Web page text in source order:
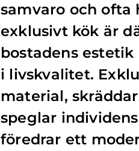
samvaro och ofta
exklusivt kök är
bostadens
i livskvalitet.
material,
speglar
föredrar ett